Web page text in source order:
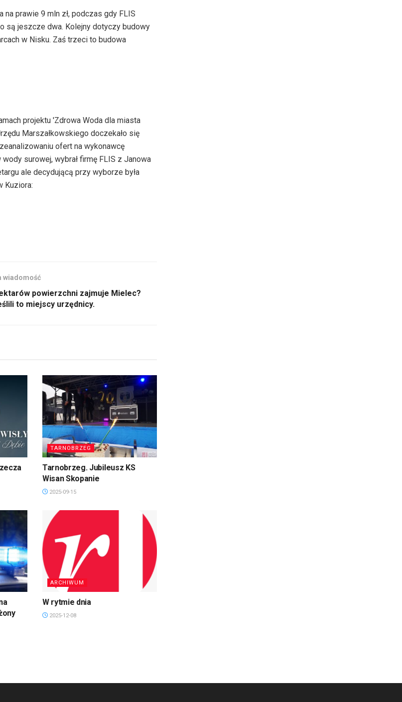
na prawie 9 mln zł, podczas gdy FLIS
są jeszcze dwa. Kolejny dotyczy budowy
w Nisku. Zaś trzeci to budowa
projektu 'Zdrowa Woda dla miasta
Marszałkowskiego doczekało się
ofert na wykonawcę
surowej, wybrał firmę FLIS z Janowa
ale decydującą przy wyborze była
Kuziora:
wiadomość
powierzchni zajmuje Mielec?
to miejscy urzędnicy.
TARNOBRZEG
Tarnobrzeg. Jubileusz KS
Wisan Skopanie
2025-09-15
ARCHIWUM
W rytmie dnia
2025-12-08